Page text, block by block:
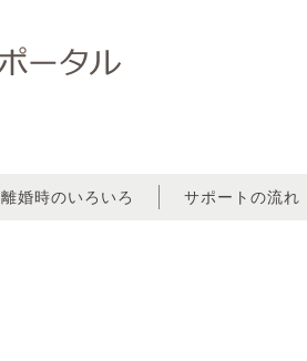
離婚時のいろいろ サポートの流れ